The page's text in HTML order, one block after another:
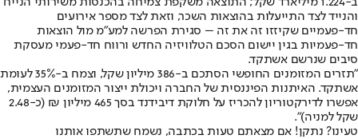
והנייד לצד התייעלות בהוצאות השכר, וזאת לצד מספר אירועים
חד-פעמיים שקיזזו זה את זה – סגירת הפרשה למע"מ מול הוצאות
חד-פעמיות בגין יישום הסכם הטלוויזיה החדש ורווח חד-פעמי מעסקת
סיבים שנרשם אשתקד.
"תזרים המזומנים החופשי הסתכם ב-386 מיליון שקל, וצמח ב-35% לעומת
אשתקד. האיתנות הפיננסית של החברה ויכולת ייצור המזומנים העצמית,
אפשרו לדירקטוריון להכריז על חלוקת דיבידנד בסך 465 מיליון ₪ (כ-2.48
שקל למניה)".
טעינו? נתקן! אם מצאתם טעות בכתבה, נשמח שתשתפו אותנו